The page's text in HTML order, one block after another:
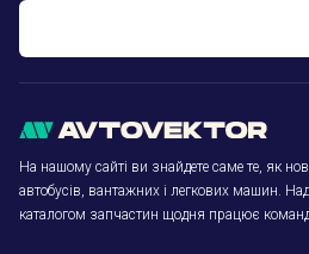
На нашому сайті ви знайдете саме те, як
автобусів, вантажних і легкових машин.
каталогом запчастин щодня працює